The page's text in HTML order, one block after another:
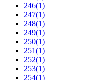
246(1)
247(1)
248(1)
249(1)
250(1)
251(1)
252(1)
253(1)
254(1)